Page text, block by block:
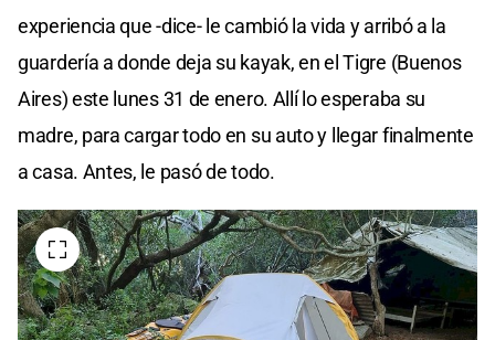
experiencia que -dice- le cambió la vida y arribó a la
guardería a donde deja su kayak, en el Tigre (Buenos
Aires) este lunes 31 de enero. Allí lo esperaba su
madre, para cargar todo en su auto y llegar finalmente
a casa. Antes, le pasó de todo.